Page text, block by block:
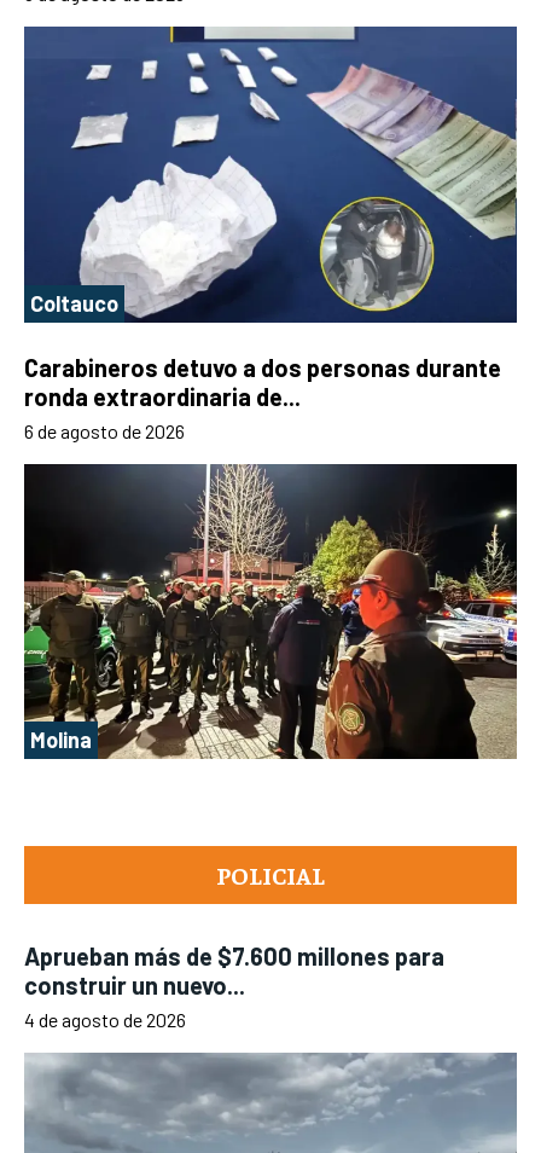
POLICIAL
Aprueban más de $7.600 millones para
construir un nuevo...
4 de agosto de 2026
Coltauco
Carabineros detuvo a dos personas durante
ronda extraordinaria de...
6 de agosto de 2026
Molina